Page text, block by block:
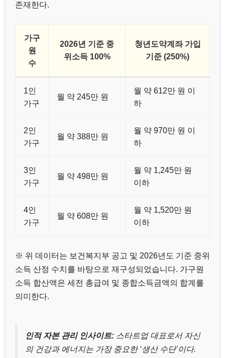
존재한다.
가구
원
수
2026년 기준 중
위소득 100%
청년도약계좌 가입
기준 (250%)
1인
가구
월 약 245만 원
월 약 612만 원 이
하
2인
가구
월 약 388만 원
월 약 970만 원 이
하
3인
가구
월 약 498만 원
월 약 1,245만 원
이하
4인
가구
월 약 608만 원
월 약 1,520만 원
이하
※ 위 데이터는 보건복지부 공고 및 2026년도 기준 중위
소득 산정 수치를 바탕으로 재구성되었습니다. 가구원
소득 합산액은 세전 총급여 및 종합소득금액의 합계를
의미한다.
인적 자본 관리 인사이트: 스타트업 대표로서 자신
의 건강과 에너지는 가장 중요한 ‘생산 수단’이다.